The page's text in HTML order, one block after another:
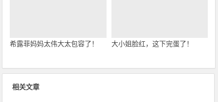
希露菲妈妈太伟大太包容了！ 大小姐脸红，这下完蛋了！
相关文章